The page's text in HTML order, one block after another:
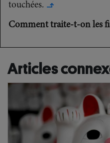
touchées. ↳
Comment traite-t-on les
Articles